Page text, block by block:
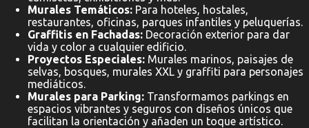
Murales Temáticos: Para hoteles, hostales,
restaurantes, oficinas, parques infantiles y peluquerías.
Graffitis en Fachadas: Decoración exterior para dar
vida y color a cualquier edificio.
Proyectos Especiales: Murales marinos, paisajes de
selvas, bosques, murales XXL y graffiti para personajes
mediáticos.
Murales para Parking: Transformamos parkings en
espacios vibrantes y seguros con diseños únicos que
facilitan la orientación y añaden un toque artístico.